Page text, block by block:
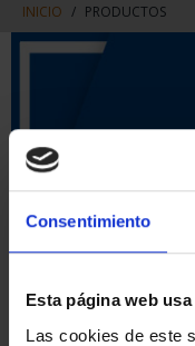
Consentimiento
Esta página web
Las cookies de este
navegacin
INICIO PRODUCTOS